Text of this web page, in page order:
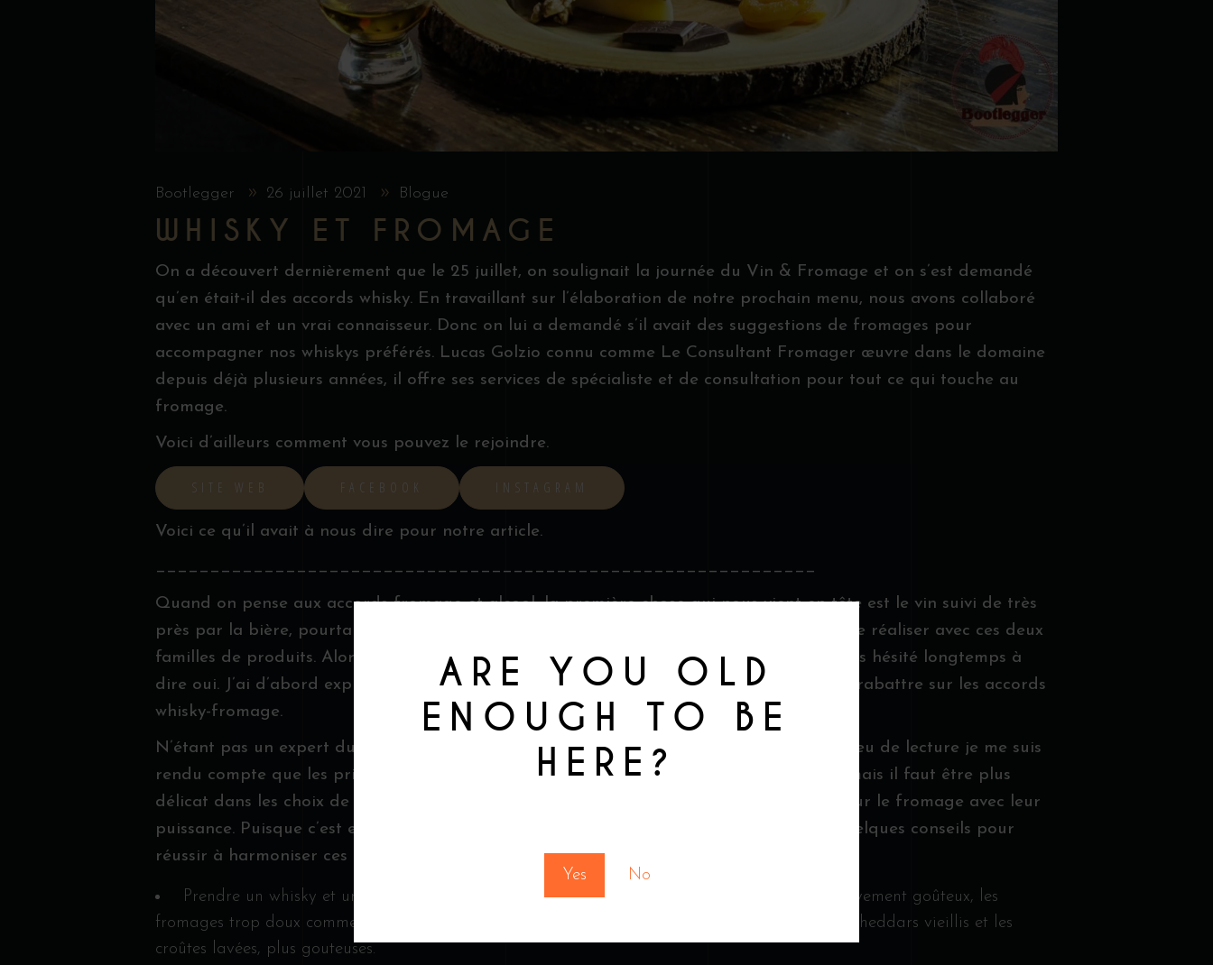
ARE YOU OLD
ENOUGH TO BE
HERE?
Yes No
Bootlegger 26 juillet 2021 Blogue
WHISKY ET FROMAGE
On a découvert dernièrement que le 25 juillet, on soulignait la journée du Vin & Fromage et on s’est demandé
qu’en était-il des accords whisky. En travaillant sur l’élaboration de notre prochain menu, nous avons collaboré
avec un ami et un vrai connaisseur. Donc on lui a demandé s’il avait des suggestions de fromages pour
accompagner nos whiskys préférés. Lucas Golzio connu comme Le Consultant Fromager œuvre dans le domaine
depuis déjà plusieurs années, il offre ses services de spécialiste et de consultation pour tout ce qui touche au
fromage.
Voici d’ailleurs comment vous pouvez le rejoindre.
SITE WEB FACEBOOK INSTAGRAM
Voici ce qu’il avait à nous dire pour notre article.
_____________________________________________________________
Quand on pense aux accords fromage et alcool, la première chose qui nous vient en tête est le vin suivi de très
près par la bière, pourtant il y a tellement de type différents accords qu’il est possible de réaliser avec ces deux
familles de produits. Alors quand le Bootlegger m’a proposé d’écrire un article je n’ai pas hésité longtemps à
dire oui. J’ai d’abord exploré le sujet des fromages affinés à l’alcool pour finalement me rabattre sur les accords
whisky-fromage.
N’étant pas un expert du whisky, j’ai dû effectuer des recherches sur le sujet. Après un peu de lecture je me suis
rendu compte que les principes de bases restent les mêmes que pour le vin et la bière, mais il faut être plus
délicat dans les choix de whisky parce qu’ils peuvent plus facilement prendre le dessus sur le fromage avec leur
puissance. Puisque c’est encore un accord un peu méconnu, je vais donc vous donnez quelques conseils pour
réussir à harmoniser ces deux mondes gustatifs!
Prendre un whisky et un fromage d’une puissance similaire. Le whisky étant un alcool relativement goûteux, les
fromages trop doux comme les triples crème, les fromages frais sont à éviter. On préfèrera les cheddars vieillis et les
croûtes lavées, plus gouteuses.